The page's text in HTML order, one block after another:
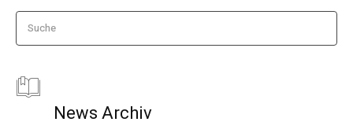
Suche
News Archiv